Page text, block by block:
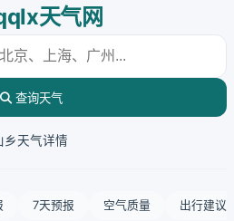
天气网
查询天气
乡天气详情
7天预报 空气质量 出行建议